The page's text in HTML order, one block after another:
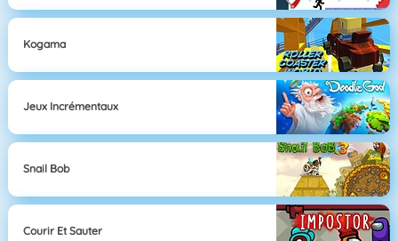
Kogama
Jeux Incrémentaux
Snail Bob
Courir Et Sauter